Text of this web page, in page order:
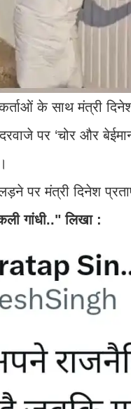
के साथ मंत्री
पर ‘चोर और
गांधी.." लिखा :